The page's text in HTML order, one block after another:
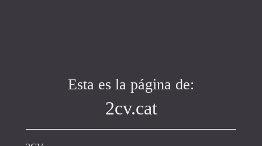
Esta es la página de:
2cv.cat